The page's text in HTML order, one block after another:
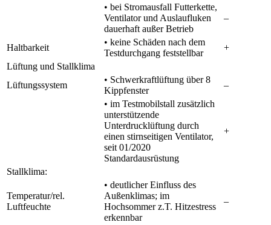
• bei Stromausfall Futterkette,
Ventilator und Auslaufluken
dauerhaft außer Betrieb
–
Haltbarkeit
• keine Schäden nach dem
Testdurchgang feststellbar
+
Lüftung und Stallklima
Lüftungssystem
• Schwerkraftlüftung über 8
Kippfenster
–
• im Testmobilstall zusätzlich
unterstützende
Unterdrucklüftung durch
einen stirnseitigen Ventilator,
seit 01/2020
Standardausrüstung
+
Stallklima:
Temperatur/rel.
Luftfeuchte
• deutlicher Einfluss des
Außenklimas; im
Hochsommer z.T. Hitzestress
erkennbar
–